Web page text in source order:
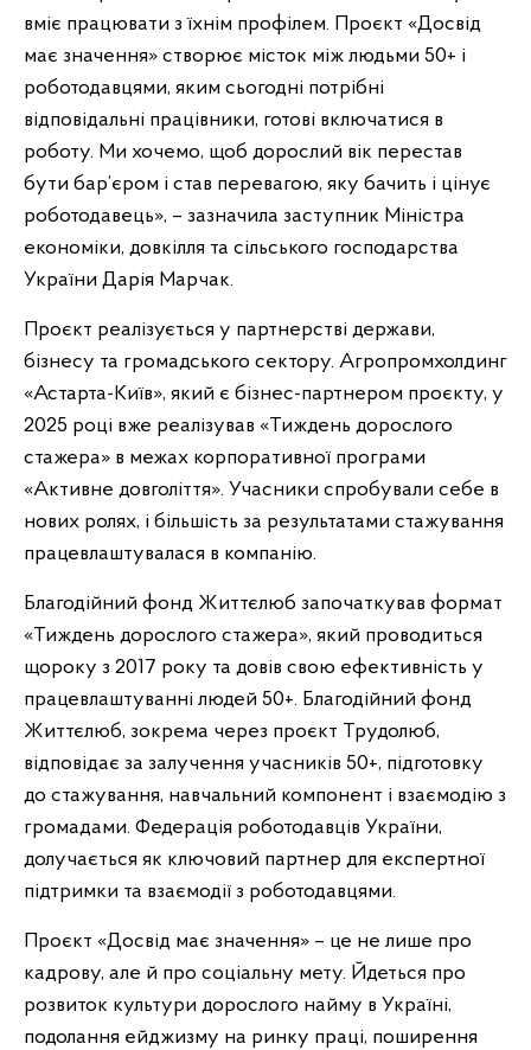
вміє працювати з їхнім профілем. Проєкт «Досвід
має значення» створює місток між людьми 50+ і
роботодавцями, яким сьогодні потрібні
відповідальні працівники, готові включатися в
роботу. Ми хочемо, щоб дорослий вік перестав
бути бар’єром і став перевагою, яку бачить і цінує
роботодавець», – зазначила заступник Міністра
економіки, довкілля та сільського господарства
України Дарія Марчак.
Проєкт реалізується у партнерстві держави,
бізнесу та громадського сектору. Агропромхолдинг
«Астарта-Київ», який є бізнес-партнером проєкту, у
2025 році вже реалізував «Тиждень дорослого
стажера» в межах корпоративної програми
«Активне довголіття». Учасники спробували себе в
нових ролях, і більшість за результатами стажування
працевлаштувалася в компанію.
Благодійний фонд Життєлюб започаткував формат
«Тиждень дорослого стажера», який проводиться
щороку з 2017 року та довів свою ефективність у
працевлаштуванні людей 50+. Благодійний фонд
Життєлюб, зокрема через проєкт Трудолюб,
відповідає за залучення учасників 50+, підготовку
до стажування, навчальний компонент і взаємодію з
громадами. Федерація роботодавців України,
долучається як ключовий партнер для експертної
підтримки та взаємодії з роботодавцями.
Проєкт «Досвід має значення» – це не лише про
кадрову, але й про соціальну мету. Йдеться про
розвиток культури дорослого найму в Україні,
подолання ейджизму на ринку праці, поширення